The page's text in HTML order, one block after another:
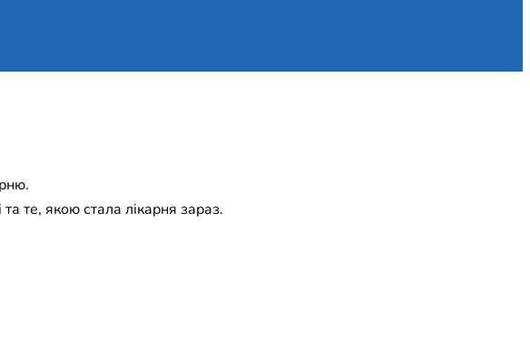
те, якою стала лікарня зараз.